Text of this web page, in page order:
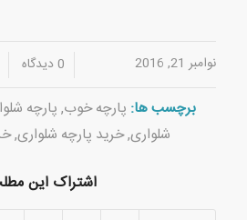
نوامبر 21, 2016 0 دیدگاه/
برچسب ها: پارچه خوب,پارچه
شلواری,خرید پارچه شلواری,
اشتراک این